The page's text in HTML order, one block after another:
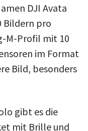
DJI Avata
Bildern pro
M-Profil mit 10
im Format
Bild, besonders
gibt es die
mit Brille und